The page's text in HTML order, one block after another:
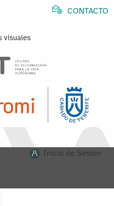
visuales
CONTACTO
Inicio de Sesión